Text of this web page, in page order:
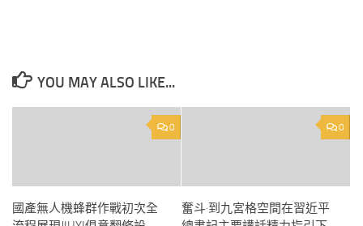
YOU MAY ALSO LIKE...
0
國產無人機蜂群作戰初次全
0
奮斗·到九宮格空間在習近平